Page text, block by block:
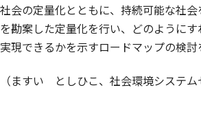
社会の定量化とともに、持続可能な社
を勘案した定量化を行い、どのように
実現できるかを示すロードマップの検討
（ますい としひこ、社会環境システ